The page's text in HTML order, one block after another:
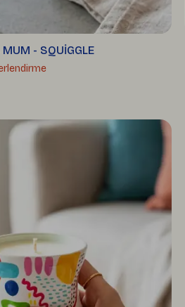
- SQUİGGLE